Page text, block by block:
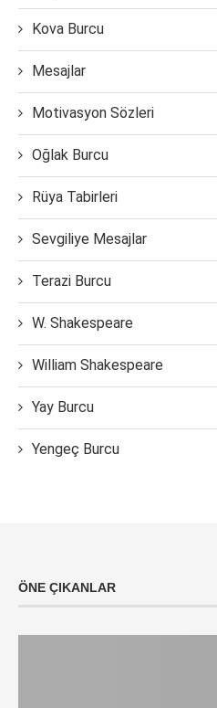
Kova Burcu
Mesajlar
Motivasyon Sözleri
Oğlak Burcu
Rüya Tabirleri
Sevgiliye Mesajlar
Terazi Burcu
W. Shakespeare
William Shakespeare
Yay Burcu
Yengeç Burcu
ÖNE ÇIKANLAR